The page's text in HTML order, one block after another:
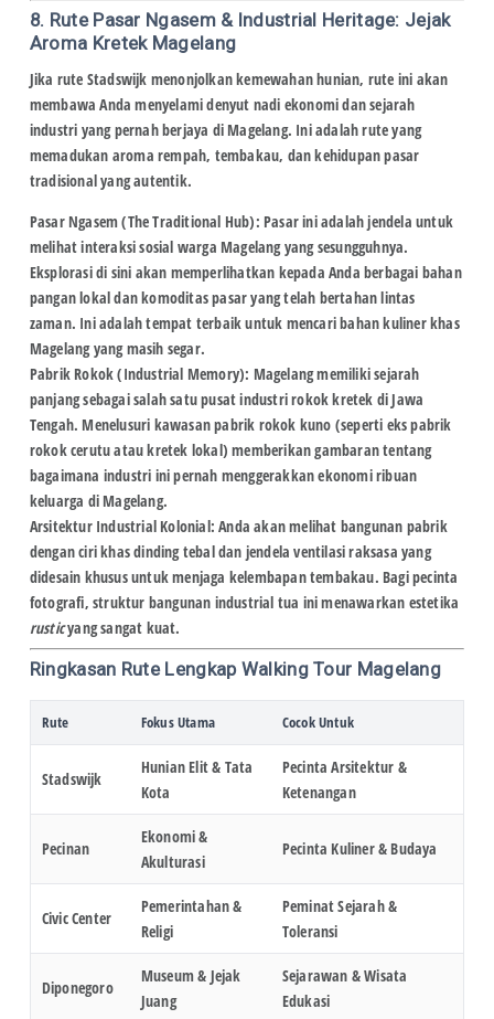
8. Rute Pasar Ngasem & Industrial Heritage: Jejak
Aroma Kretek Magelang
Jika rute Stadswijk menonjolkan kemewahan hunian, rute ini akan
membawa Anda menyelami denyut nadi ekonomi dan sejarah
industri yang pernah berjaya di Magelang. Ini adalah rute yang
memadukan aroma rempah, tembakau, dan kehidupan pasar
tradisional yang autentik.
Pasar Ngasem (The Traditional Hub): Pasar ini adalah jendela untuk
melihat interaksi sosial warga Magelang yang sesungguhnya.
Eksplorasi di sini akan memperlihatkan kepada Anda berbagai bahan
pangan lokal dan komoditas pasar yang telah bertahan lintas
zaman. Ini adalah tempat terbaik untuk mencari bahankuliner khas
Magelangyang masih segar.
Pabrik Rokok (Industrial Memory): Magelang memiliki sejarah
panjang sebagai salah satu pusat industri rokok kretek di Jawa
Tengah. Menelusuri kawasan pabrik rokok kuno (seperti eks pabrik
rokok cerutu atau kretek lokal) memberikan gambaran tentang
bagaimana industri ini pernah menggerakkan ekonomi ribuan
keluarga di Magelang.
Arsitektur Industrial Kolonial: Anda akan melihat bangunan pabrik
dengan ciri khas dinding tebal dan jendela ventilasi raksasa yang
didesain khusus untuk menjaga kelembapan tembakau. Bagi pecinta
fotografi, struktur bangunan industrial tua ini menawarkan estetika
rusticyang sangat kuat.
Ringkasan Rute Lengkap Walking Tour Magelang
Rute Fokus Utama Cocok Untuk
Stadswijk
Hunian Elit & Tata
Kota
Pecinta Arsitektur &
Ketenangan
Pecinan
Ekonomi &
Akulturasi
Pecinta Kuliner & Budaya
Civic Center
Pemerintahan &
Religi
Peminat Sejarah &
Toleransi
Diponegoro
Museum & Jejak
Juang
Sejarawan & Wisata
Edukasi